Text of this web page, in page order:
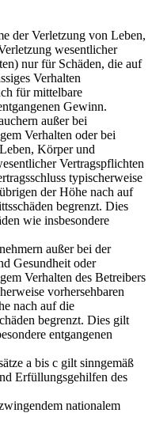
der Verletzung von Leben,
wesentlicher
nur für Schäden, die auf
Verhalten
für mittelbare
Gewinn.
außer bei
Verhalten oder bei
Körper und
Vertragspflichten
typischerweise
der Höhe nach auf
begrenzt. Dies
wie insbesondere
außer bei der
Gesundheit oder
Verhalten des Betreibers
vorhersehbaren
nach auf die
begrenzt. Dies gilt
entgangenen
a bis c gilt sinngemäß
Erfüllungsgehilfen des
nationalem